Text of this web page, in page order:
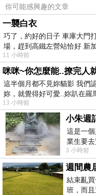
你放著你兒子不管
兒子當兵調到涼房
我看玩女人這一招
你難道不知道那些
嗎?
堂堂正正的一個教
你有做到教育的義
我從來都沒有看到
而且還被小學生笑
這不就擺明是國王
現在有多少家庭繳
你可能感興趣的文章
一襲白衣
巧了，約好的日子 車庫大門
場，趕到高鐵左營站恰好 新
11 小時前
咪咪~你怎麼能..撩完人
這半個月都不見妳貓影 我們
妳，就覺得好可愛..妳趴在羅
13 小時前
這是一
業生要
情況下，
3 小時前
結束亂
班，而